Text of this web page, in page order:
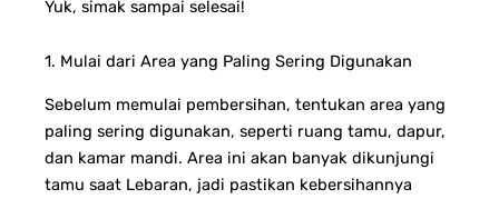
Yuk, simak sampai selesai!
1. Mulai dari Area yang Paling Sering Digunakan
Sebelum memulai pembersihan, tentukan area yang
paling sering digunakan, seperti ruang tamu, dapur,
dan kamar mandi. Area ini akan banyak dikunjungi
tamu saat Lebaran, jadi pastikan kebersihannya